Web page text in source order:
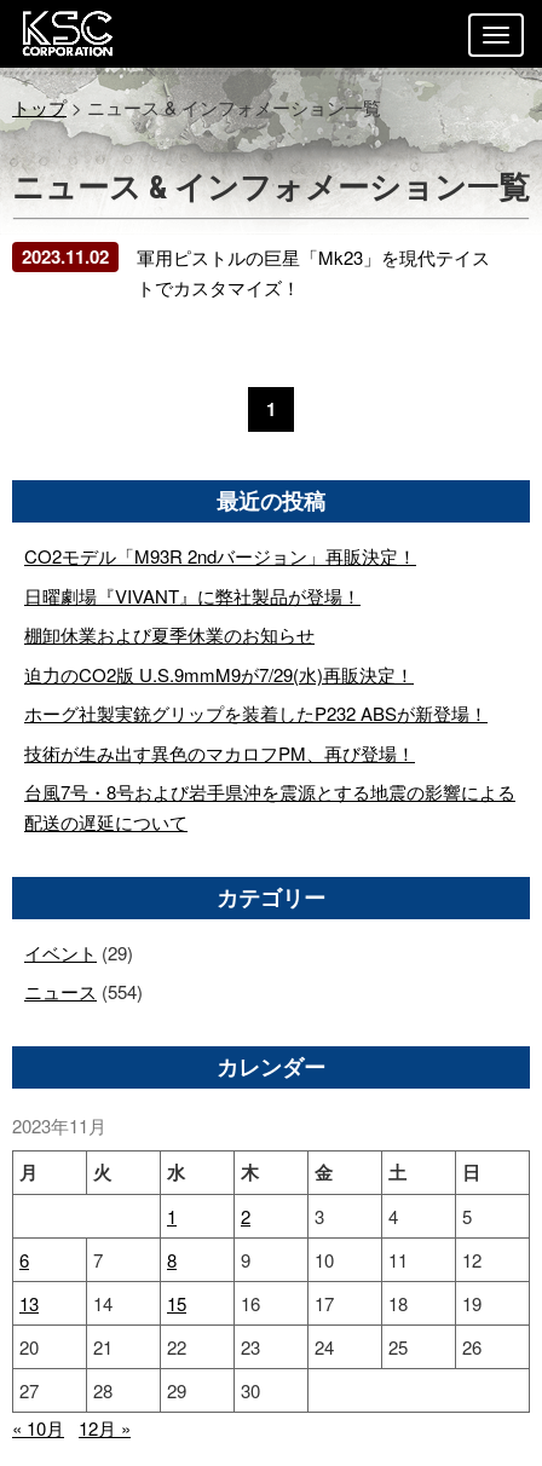
トップ> ニュース & インフォメーション一覧
ニュース & インフォメーション一覧
2023.11.02
軍用ピストルの巨星「Mk23」を現代テイス
トでカスタマイズ！
1
最近の投稿
CO2モデル「M93R 2ndバージョン」再販決定！
日曜劇場『VIVANT』に弊社製品が登場！
棚卸休業および夏季休業のお知らせ
迫力のCO2版 U.S.9mmM9が7/29(水)再販決定！
ホーグ社製実銃グリップを装着したP232 ABSが新登場！
技術が生み出す異色のマカロフPM、再び登場！
台風7号・8号および岩手県沖を震源とする地震の影響による
配送の遅延について
カテゴリー
イベント (29)
ニュース (554)
カレンダー
2023年11月
月 火 水 木 金 土 日
1 2 3 4
5
6
7 8 9 10 11
12
13
14 15 16 17 18
19
20
21 22 23 24 25
26
27
28 29
30
« 10月
12月 »